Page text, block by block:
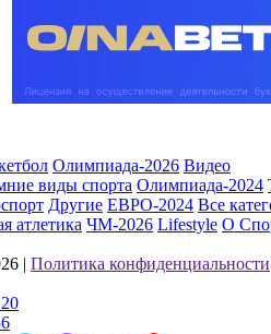
Олимпиада-2026 Видео
виды спорта Олимпиада-2024
Другие ЕВРО-2024 Все
атлетика ЧМ-2026 Lifestyle О
| Политика конфиденциальности